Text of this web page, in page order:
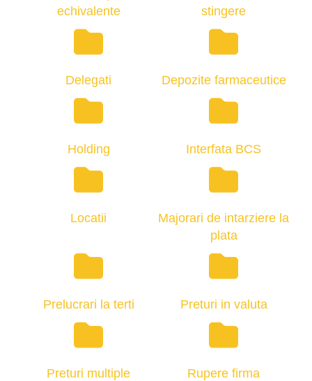
echivalente
stingere
Delegati Depozite farmaceutice
Holding Interfata BCS
Locatii
Majorari de intarziere la
plata
Prelucrari la terti Preturi in valuta
Preturi multiple Rupere firma